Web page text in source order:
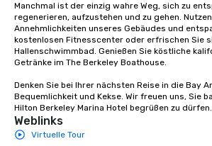
Manchmal ist der einzig wahre Weg, sich zu
regenerieren, aufzustehen und zu gehen.
Annehmlichkeiten unseres Gebäudes und
kostenlosen Fitnesscenter oder erfrischen Sie
Hallenschwimmbad. Genießen Sie köstliche
Getränke im The Berkeley Boathouse.
Denken Sie bei Ihrer nächsten Reise in die Bay
Bequemlichkeit und Kekse. Wir freuen uns, Sie
Hilton Berkeley Marina Hotel begrüßen zu dürfen.
Weblinks
Virtuelle Tour